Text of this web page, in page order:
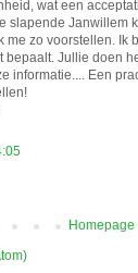
wat een
slapende Janwillem
me zo voorstellen. Ik
bepaalt. Jullie doen
informatie.... Een
Homepage